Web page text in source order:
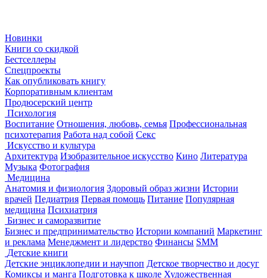
Новинки
Книги со скидкой
Бестселлеры
Спецпроекты
Как опубликовать книгу
Корпоративным клиентам
Продюсерский центр
Психология
Воспитание Отношения, любовь, семья Профессиональная
психотерапия Работа над собой Секс
Искусство и культура
Архитектура Изобразительное искусство Кино Литература
Музыка Фотография
Медицина
Анатомия и физиология Здоровый образ жизни Истории
врачей Педиатрия Первая помощь Питание Популярная
медицина Психиатрия
Бизнес и саморазвитие
Бизнес и предпринимательство Истории компаний Маркетинг
и реклама Менеджмент и лидерство Финансы SMM
Детские книги
Детские энциклопедии и научпоп Детское творчество и досуг
Комиксы и манга Подготовка к школе Художественная